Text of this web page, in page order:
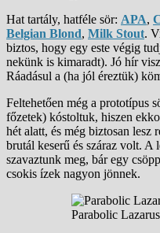
Hat tartály, hatféle sör: APA,
Belgian Blond, Milk Stout.
biztos, hogy egy este végig
nekünk is kimaradt). Jó hír
Ráadásul a (ha jól éreztük)
Feltehetően még a prototípus
főzetek) kóstoltuk, hiszen
hét alatt, és még biztosan lesz
brutál keserű és száraz volt.
szavaztunk meg, bár egy
csokis ízek nagyon jönnek.
Parabolic